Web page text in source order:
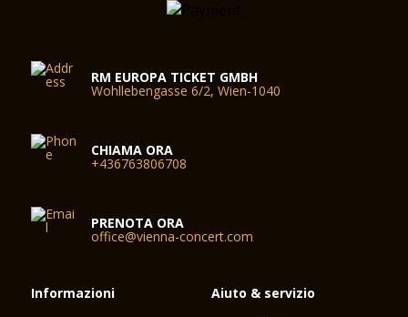
RM EUROPA TICKET GMBH
Wohllebengasse 6/2, Wien-1040
CHIAMA ORA
+436763806708
PRENOTA ORA
office@vienna-concert.com
Informazioni Aiuto & servizio